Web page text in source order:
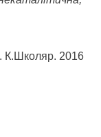
К.Школяр. 2016